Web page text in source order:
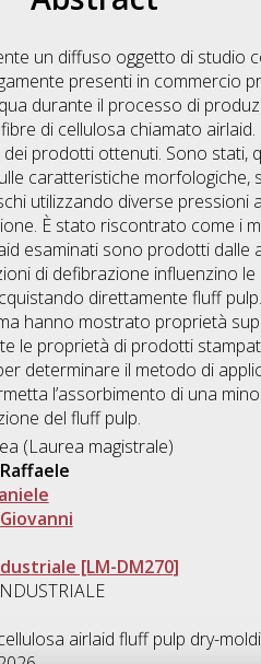
un diffuso oggetto di studio
presenti in commercio
durante il processo di
di cellulosa chiamato
prodotti ottenuti. Sono stati,
caratteristiche morfologiche,
utilizzando diverse pressioni
È stato riscontrato come i
esaminati sono prodotti
di defibrazione influenzino
direttamente fluff
hanno mostrato proprietà
le proprietà di prodotti
determinare il metodo di
l’assorbimento di una
del fluff pulp.
(Laurea magistrale)
[LM-DM270]
airlaid fluff pulp dry-